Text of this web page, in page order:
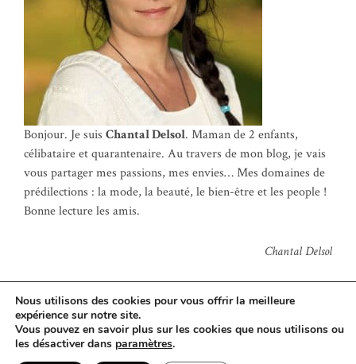
Bonjour. Je suis Chantal Delsol. Maman de 2 enfants,
célibataire et quarantenaire. Au travers de mon blog, je vais
vous partager mes passions, mes envies… Mes domaines de
prédilections : la mode, la beauté, le bien-être et les people !
Bonne lecture les amis.
Chantal Delsol
© Copyright 2022Chantal Del Sol·Contactez-moi·Mentions
Nous utilisons des cookies pour vous offrir la meilleure
expérience sur notre site.
Vous pouvez en savoir plus sur les cookies que nous utilisons ou
les désactiver dans paramètres.